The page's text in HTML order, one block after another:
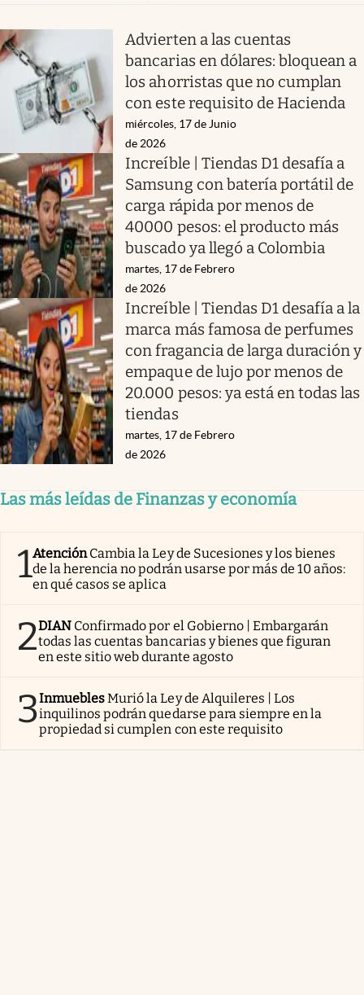
Advierten a las cuentas
bancarias en dólares: bloquean a
los ahorristas que no cumplan
con este requisito de Hacienda
miércoles, 17 de Junio
de 2026
Increíble | Tiendas D1 desafía a
Samsung con batería portátil de
carga rápida por menos de
40000 pesos: el producto más
buscado ya llegó a Colombia
martes, 17 de Febrero
de 2026
Increíble | Tiendas D1 desafía a la
marca más famosa de perfumes
con fragancia de larga duración y
empaque de lujo por menos de
20.000 pesos: ya está en todas las
tiendas
martes, 17 de Febrero
de 2026
Las más leídas de Finanzas y economía
1AtenciónCambia la Ley de Sucesiones y los bienes
de la herencia no podrán usarse por más de 10 años:
en qué casos se aplica
2DIAN Confirmado por el Gobierno | Embargarán
todas las cuentas bancarias y bienes que figuran
en este sitio web durante agosto
3InmueblesMurió la Ley de Alquileres | Los
inquilinos podrán quedarse para siempre en la
propiedad si cumplen con este requisito